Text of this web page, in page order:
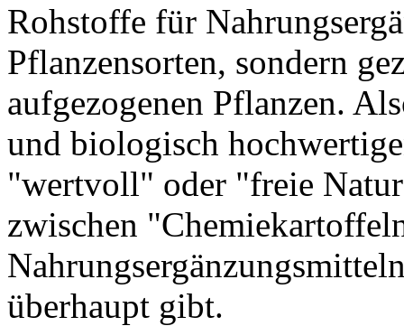
Rohstoffe für
Pflanzensorten, sondern
aufgezogenen Pflanzen.
und biologisch
"wertvoll" oder "freie
zwischen
überhaupt gibt.